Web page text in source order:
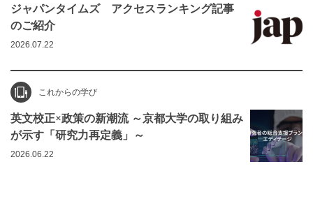
ジャパンタイムズ アクセスランキング記事
のご紹介
2026.07.22
これからの学び
英文校正×政策の新潮流 ～京都大学の取り組み
が示す「研究力再定義」～
2026.06.22